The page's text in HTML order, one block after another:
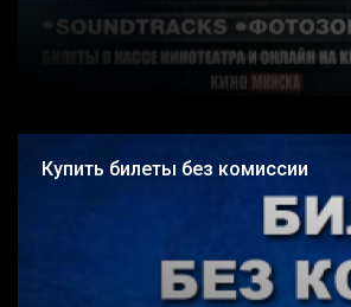
Купить билеты без комиссии